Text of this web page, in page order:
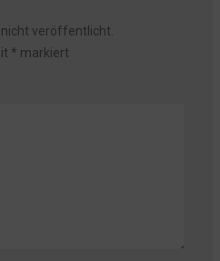
veröffentlicht.
* markiert